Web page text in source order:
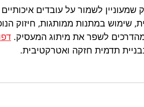
שמעוניין לשמור על עובדים
שימוש במתנות ממותגות, חיזוק
לשפר את מיתוג המעסיק.
תדמית חזקה ואטרקטיבית.